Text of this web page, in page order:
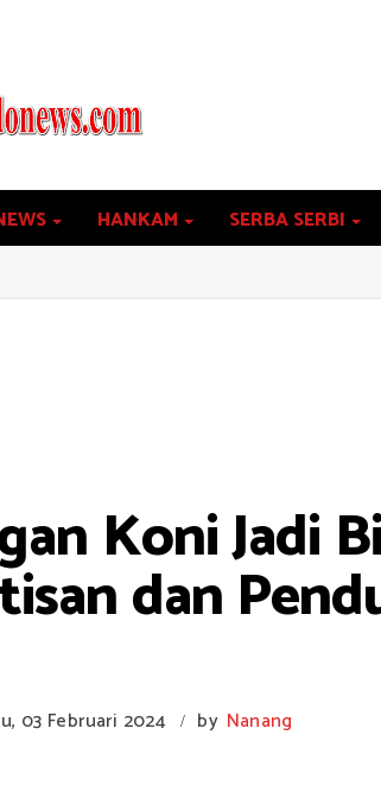
HANKAM SERBA SERBI
Koni Jadi
dan
03 Februari 2024 / by Nanang